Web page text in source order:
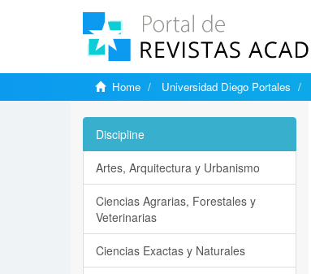
Home Universidad Diego Portales
Discipline
Artes, Arquitectura y Urbanismo
Ciencias Agrarias, Forestales y
Veterinarias
Ciencias Exactas y Naturales